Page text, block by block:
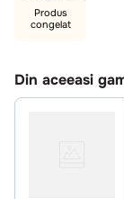
ceafa
Produs
congelat
Din aceeasi